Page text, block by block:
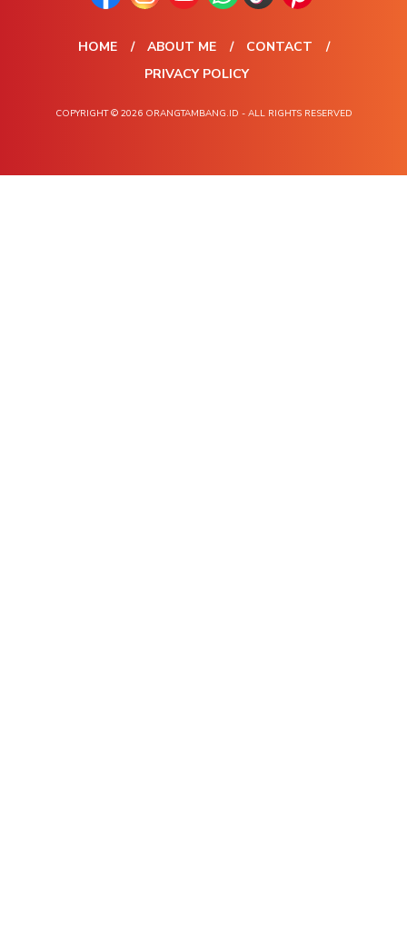
HOME ABOUT ME
CONTACT
PRIVACY POLICY
COPYRIGHT © 2026 ORANGTAMBANG.ID - ALL RIGHTS RESERVED